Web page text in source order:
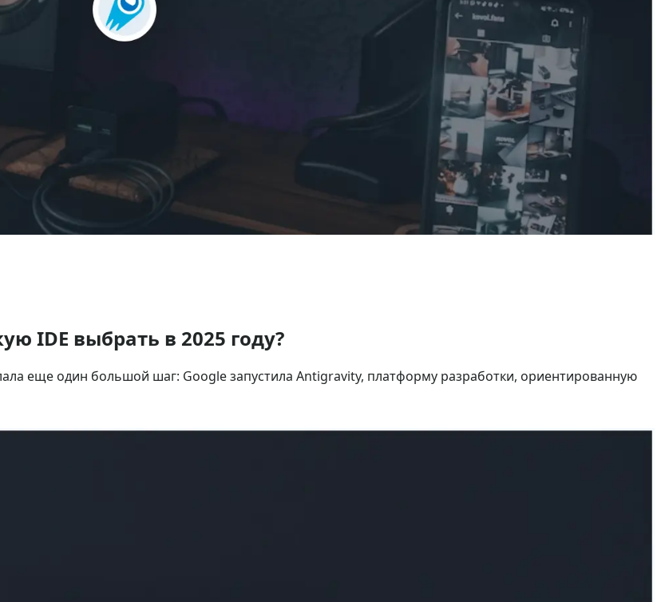
IDE выбрать в 2025 году?
еще один большой шаг: Google запустила Antigravity, платформу разработки, ориентированную